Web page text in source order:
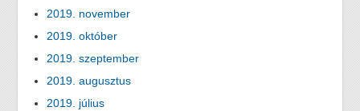
2019. november
2019. október
2019. szeptember
2019. augusztus
2019. július